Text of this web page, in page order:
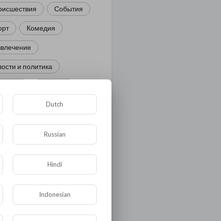
События
Комедия
и политика
ЖКХ
Медицина
и образование
Dutch
Russian
Hindi
Indonesian